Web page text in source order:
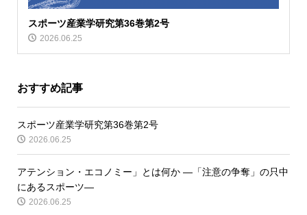
スポーツ産業学研究第36巻第2号
2026.06.25
おすすめ記事
スポーツ産業学研究第36巻第2号
2026.06.25
アテンション・エコノミー」とは何か ―「注意の争奪」の只中
にあるスポーツ―
2026.06.25